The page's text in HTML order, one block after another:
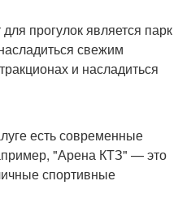
прогулок является парк
свежим
и насладиться
есть современные
"Арена КТЗ" — это
спортивные